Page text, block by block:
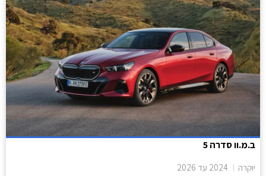
ב.מ.וו סדרה 5
יוקרה 2024 עד 2026